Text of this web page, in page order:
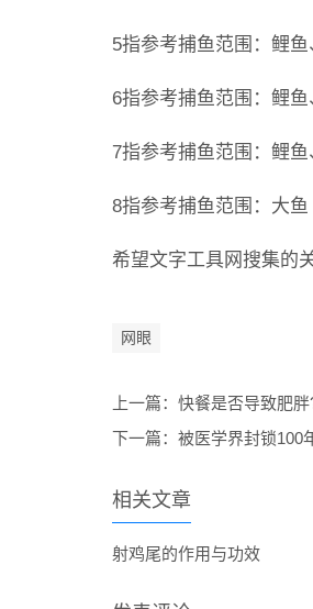
5指参考捕鱼范围：鲤
6指参考捕鱼范围：鲤
7指参考捕鱼范围：鲤
8指参考捕鱼范围：大鱼
希望文字工具网搜集的
网眼
上一篇： 快餐是否导致肥胖
下一篇： 被医学界封锁100
相关文章
射鸡尾的作用与功效